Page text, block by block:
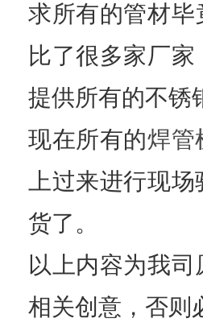
求所有的管材
比了很多家厂
提供所有的不锈
现在所有的焊管
上过来进行现
货了。
以上内容为我
相关创意，否则